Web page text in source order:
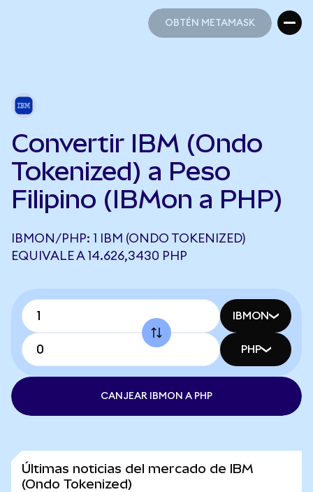
OBTÉN METAMASK
Convertir IBM (Ondo
Tokenized) a Peso
Filipino (IBMon a PHP)
IBMON/PHP: 1 IBM (ONDO TOKENIZED)
EQUIVALE A 14.626,3430 PHP
IBMON
PHP
CANJEAR IBMON A PHP
Últimas noticias del mercado de IBM
(Ondo Tokenized)